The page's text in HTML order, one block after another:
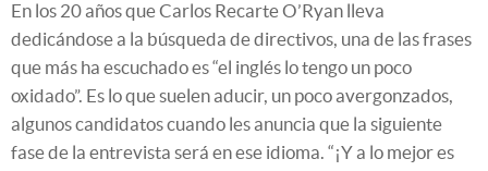
En los 20 años que Carlos Recarte O’Ryan lleva
dedicándose a la búsqueda de directivos, una de las frases
que más ha escuchado es “el inglés lo tengo un poco
oxidado”. Es lo que suelen aducir, un poco avergonzados,
algunos candidatos cuando les anuncia que la siguiente
fase de la entrevista será en ese idioma. “¡Y a lo mejor es